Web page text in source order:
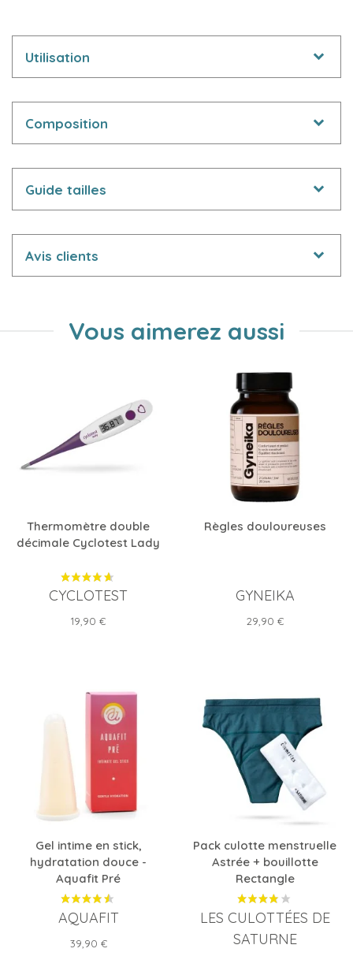
Utilisation
Composition
Guide tailles
Avis clients
Vous aimerez aussi
Thermomètre double
décimale Cyclotest Lady
CYCLOTEST
Prix
19,90 €
Règles douloureuses
GYNEIKA
Prix
29,90 €
Gel intime en stick,
hydratation douce -
Aquafit Pré
AQUAFIT
Prix
39,90 €
Pack culotte menstruelle
Astrée + bouillotte
Rectangle
LES CULOTTÉES DE
SATURNE